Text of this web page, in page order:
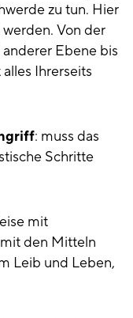
zu tun. Hier
Von der
Ebene bis
Ihrerseits
: muss das
Schritte
mit
den Mitteln
Leib und Leben,